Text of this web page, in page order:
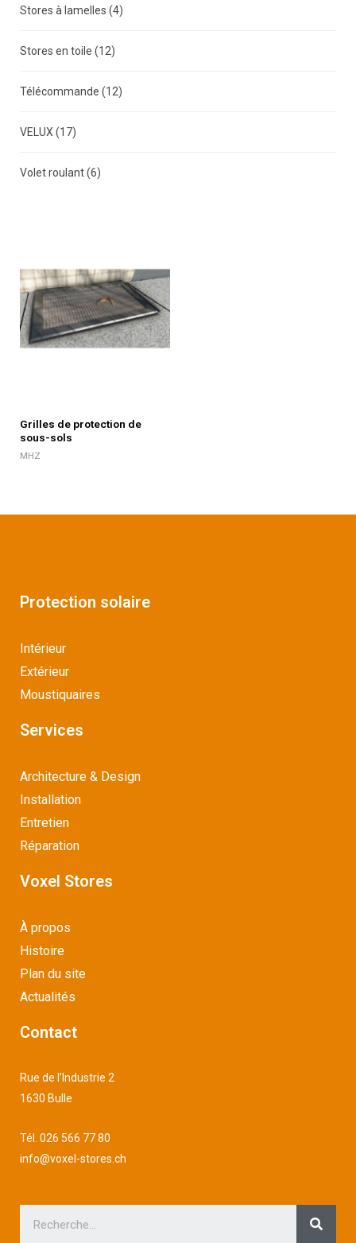
Stores à lamelles (4)
Stores en toile (12)
Télécommande (12)
VELUX (17)
Volet roulant(6)
Grilles de protection de
sous-sols
MHZ
Protection solaire
Intérieur
Extérieur
Moustiquaires
Services
Architecture & Design
Installation
Entretien
Réparation
Voxel Stores
À propos
Histoire
Plan du site
Actualités
Contact
Rue de l’Industrie 2
1630 Bulle
Tél. 026 566 77 80
info@voxel-stores.ch